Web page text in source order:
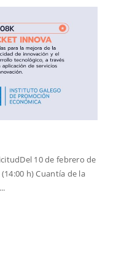
10 de febrero de
h) Cuantía de la